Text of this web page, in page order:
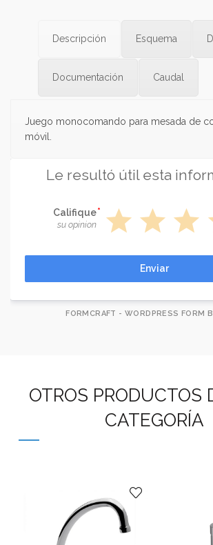
Descripción Esquema
Documentación Caudal
Juego monocomando para mesada de
móvil.
Le resultó útil esta
Califique
su opinion star star star
Enviar
FORMCRAFT - WORDPRESS FORM
OTROS PRODUCTOS
CATEGORÍA